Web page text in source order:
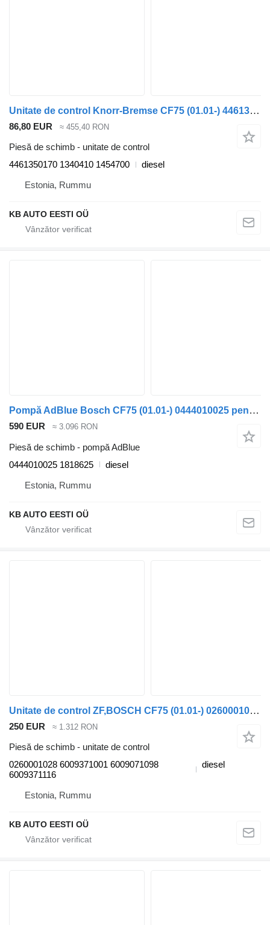
Unitate de control Knorr-Bremse CF75 (01.01-) 4461350170 pentru camion DAF LF45, LF55, LF180, CF65, CF75, CF85 (2001-)
86,80 EUR ≈ 455,40 RON
Piesă de schimb - unitate de control
4461350170 1340410 1454700
diesel
Estonia, Rummu
KB AUTO EESTI OÜ
Pompă AdBlue Bosch CF75 (01.01-) 0444010025 pentru camion DAF LF45, LF55, LF180, CF65, CF75, CF85 (2001-)
590 EUR ≈ 3.096 RON
Piesă de schimb - pompă AdBlue
0444010025 1818625
diesel
Estonia, Rummu
KB AUTO EESTI OÜ
Unitate de control ZF,BOSCH CF75 (01.01-) 0260001028 pentru camion DAF LF45, LF55, LF180, CF65, CF75, CF85 (2001-)
250 EUR ≈ 1.312 RON
Piesă de schimb - unitate de control
0260001028 6009371001 6009071098
6009371116
diesel
Estonia, Rummu
KB AUTO EESTI OÜ